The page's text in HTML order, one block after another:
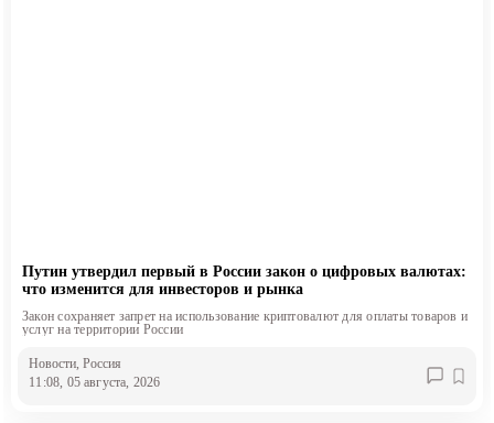
Путин утвердил первый в России закон о цифровых валютах:
что изменится для инвесторов и рынка
Закон сохраняет запрет на использование криптовалют для оплаты товаров и
услуг на территории России
Новости, Россия
11:08, 05 августа, 2026